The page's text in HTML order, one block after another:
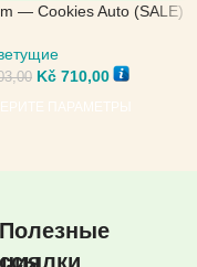
— Cookies Auto (SALE)
Kč 710,00
ПАРАМЕТРЫ
Полезные